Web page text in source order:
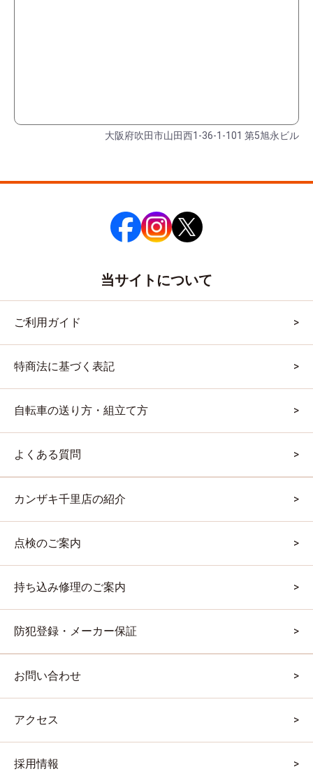
大阪府吹田市山田西1-36-1-101 第5旭永ビル
当サイトについて
ご利用ガイド
特商法に基づく表記
自転車の送り方・組立て方
よくある質問
カンザキ千里店の紹介
点検のご案内
持ち込み修理のご案内
防犯登録・メーカー保証
お問い合わせ
アクセス
採用情報